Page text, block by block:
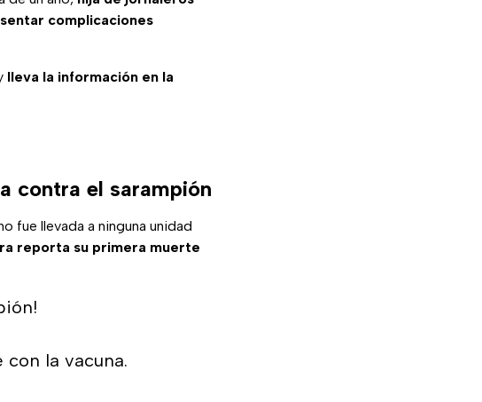
complicaciones
lleva la información en la
contra el sarampión
fue llevada a ninguna unidad
reporta su primera muerte
la vacuna.